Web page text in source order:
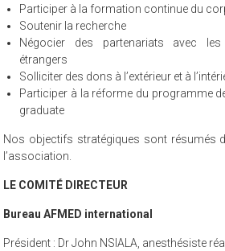
Participer à la formation continue du
Soutenir la recherche
Négocier des partenariats avec
étrangers
Solliciter des dons à l’extérieur et à
Participer à la réforme du programme
graduate
Nos objectifs stratégiques sont résumés
l’association.
LE COMITÉ DIRECTEUR
Bureau AFMED international
Président : Dr John NSIALA, anesthésiste